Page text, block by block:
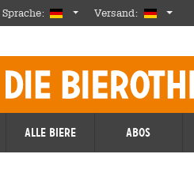
Sprache: GermanVersand:
Alle Biere Abos